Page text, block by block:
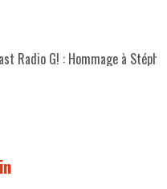
Radio G! : Hommage à